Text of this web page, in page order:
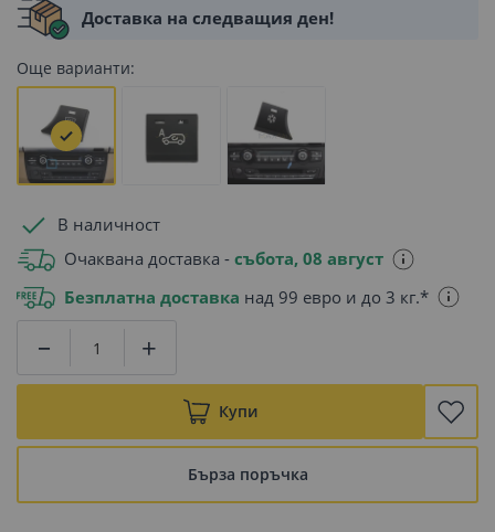
Доставка на следващия ден!
Още варианти:
В наличност
Очаквана доставка - събота, 08 август
Безплатна доставка над 99 евро и до 3 кг.*
Купи
Бърза поръчка